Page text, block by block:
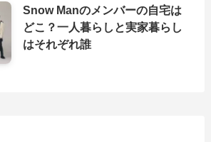
Snow Manのメンバーの自宅は
どこ？一人暮らしと実家暮らし
はそれぞれ誰